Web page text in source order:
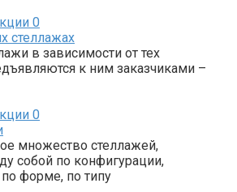
0
стеллажах
в зависимости от тех
к ним заказчиками –
0
множество стеллажей,
собой по конфигурации,
форме, по типу